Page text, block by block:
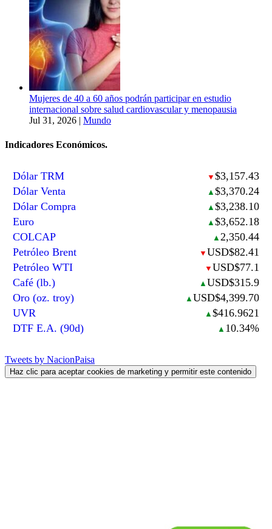
Mujeres de 40 a 60 años podrán participar en estudio
internacional sobre salud cardiovascular y menopausia
Jul 31, 2026 | Mundo
Indicadores Económicos.
Dólar TRM ▼ $3,157.43
Dólar Venta
▲ $3,370.24
Dólar Compra
▲ $3,238.10
Euro
▲ $3,652.18
COLCAP
▲ 2,350.44
Petróleo Brent
▼ USD$82.41
Petróleo WTI
▼ USD$77.1
Café (lb.)
▲ USD$315.9
Oro (oz. troy)
▲ USD$4,399.70
UVR
▲ $416.9621
DTF E.A. (90d)
▲ 10.34%
Tweets by NacionPaisa
Haz clic para aceptar cookies de marketing y permitir este contenido